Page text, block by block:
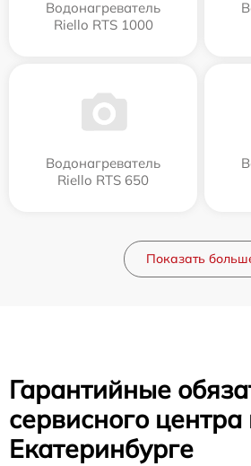
Водонагреватель
Riello RTS 1000
Водонагреватель
Riello RTS 650
Показать
Гарантийные
сервисного центра
Екатеринбурге